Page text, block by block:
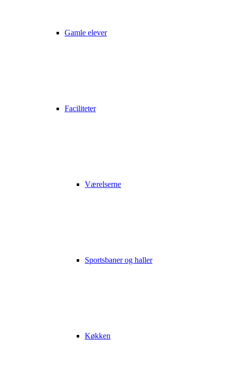
Gamle elever
Faciliteter
Værelserne
Sportsbaner og haller
Køkken